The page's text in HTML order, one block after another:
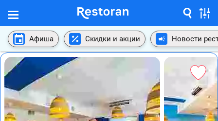
Афиша Скидки и акции Новости